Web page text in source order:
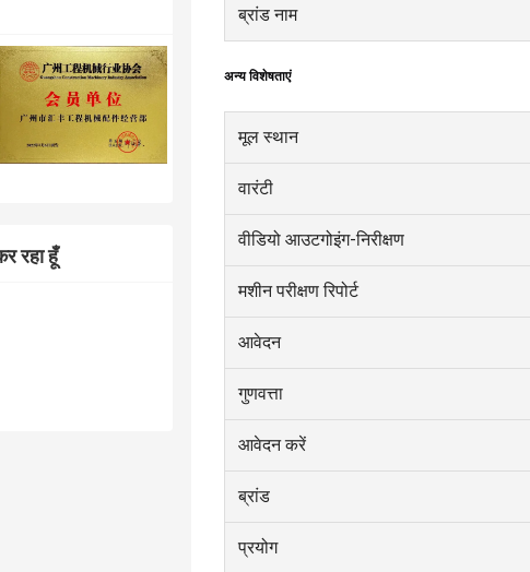
रहा हूँ
ब्रांड नाम
अन्य विशेषताएं
मूल स्थान
वारंटी
वीडियो आउटगोइंग-निरीक्षण
मशीन परीक्षण रिपोर्ट
आवेदन
गुणवत्ता
आवेदन करें
ब्रांड
प्रयोग